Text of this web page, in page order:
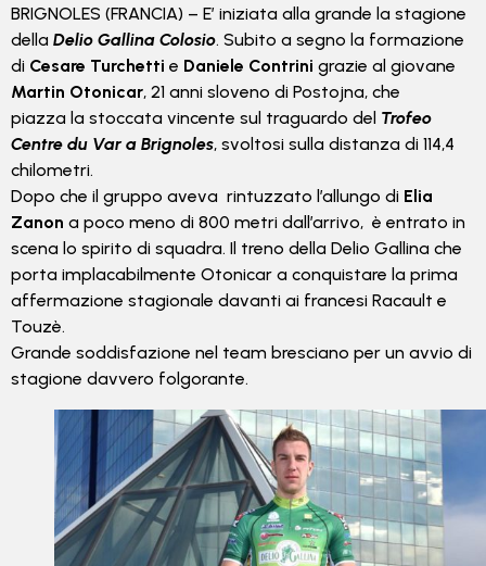
BRIGNOLES (FRANCIA) – E’ iniziata alla grande la stagione
della Delio Gallina Colosio. Subito a segno la formazione
di Cesare Turchetti e Daniele Contrini grazie al giovane
Martin Otonicar, 21 anni sloveno di Postojna, che
piazza la stoccata vincente sul traguardo del Trofeo
Centre du Var a Brignoles, svoltosi sulla distanza di 114,4
chilometri.
Dopo che il gruppo aveva rintuzzato l’allungo di Elia
Zanon a poco meno di 800 metri dall’arrivo, è entrato in
scena lo spirito di squadra. Il treno della Delio Gallina che
porta implacabilmente Otonicar a conquistare la prima
affermazione stagionale davanti ai francesi Racault e
Touzè.
Grande soddisfazione nel team bresciano per un avvio di
stagione davvero folgorante.